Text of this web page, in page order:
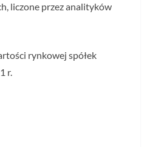
liczone przez analityków
rynkowej spółek
r.